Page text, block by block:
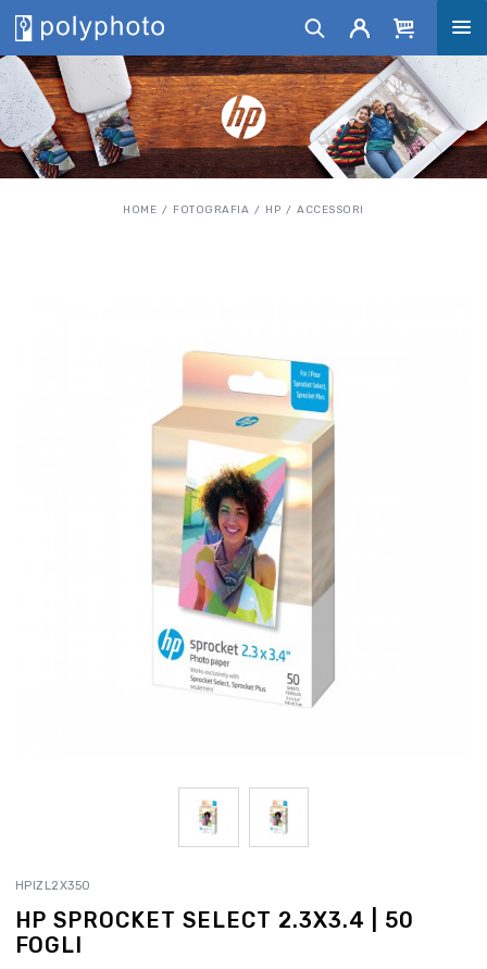
HOME FOTOGRAFIA HP ACCESSORI
HPIZL2X350
HP SPROCKET SELECT 2.3X3.4 | 50
FOGLI